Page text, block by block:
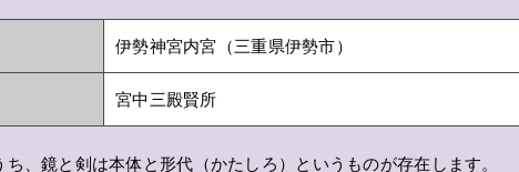
伊勢神宮内宮（三重県伊勢市）
宮中三殿賢所
、鏡と剣は本体と形代（かたしろ）というものが存在します。